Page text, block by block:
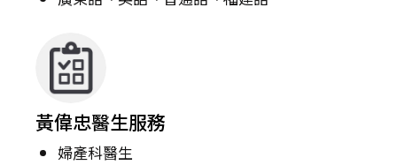
黃偉忠醫生服務
婦產科醫生